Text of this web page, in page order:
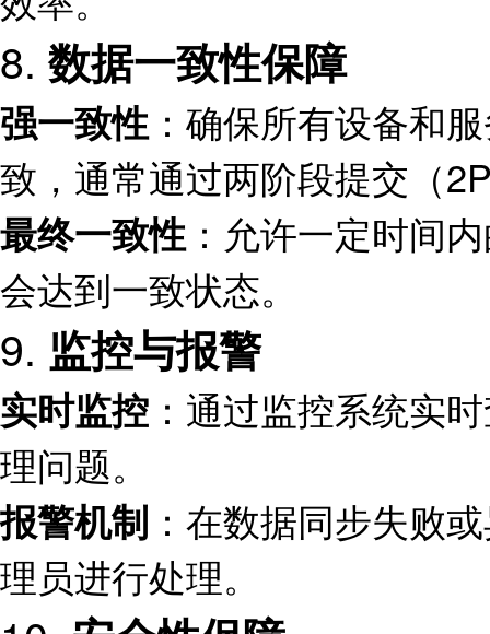
8. 数据一致性保障
强一致性：确保所有设备和
致，通常通过两阶段提交（
最终一致性：允许一定时间
会达到一致状态。
9. 监控与报警
实时监控 ：通过监控系统实
理问题。
报警机制 ：在数据同步失败
理员进行处理。